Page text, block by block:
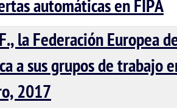
automáticas en FIPA
la Federación Europea
a sus grupos de trabajo
2017